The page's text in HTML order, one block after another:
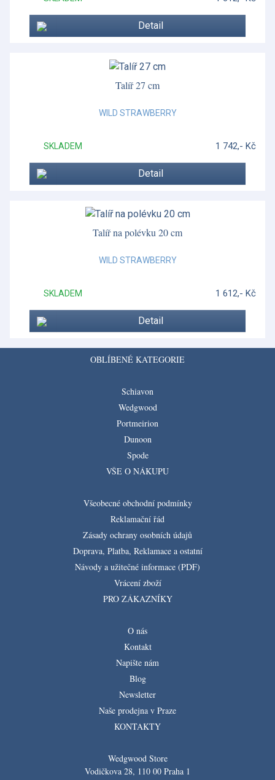
Detail
Talíř 27 cm
WILD STRAWBERRY
SKLADEM 1 742,- Kč
Detail
Talíř na polévku 20 cm
WILD STRAWBERRY
SKLADEM 1 612,- Kč
Detail
OBLÍBENÉ KATEGORIE
Schiavon
Wedgwood
Portmeirion
Dunoon
Spode
VŠE O NÁKUPU
Všeobecné obchodní podmínky
Reklamační řád
Zásady ochrany osobních údajů
Doprava, Platba, Reklamace a ostatní
Návody a užitečné informace (PDF)
Vrácení zboží
PRO ZÁKAZNÍKY
O nás
Kontakt
Napište nám
Blog
Newsletter
Naše prodejna v Praze
KONTAKTY
Wedgwood Store
Vodičkova 28, 110 00 Praha 1